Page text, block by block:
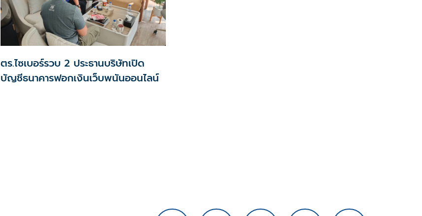
ตร.ไซเบอร์รวบ 2 ประธานบริษัทเปิด
บัญชีธนาคารฟอกเงินเว็บพนันออนไลน์